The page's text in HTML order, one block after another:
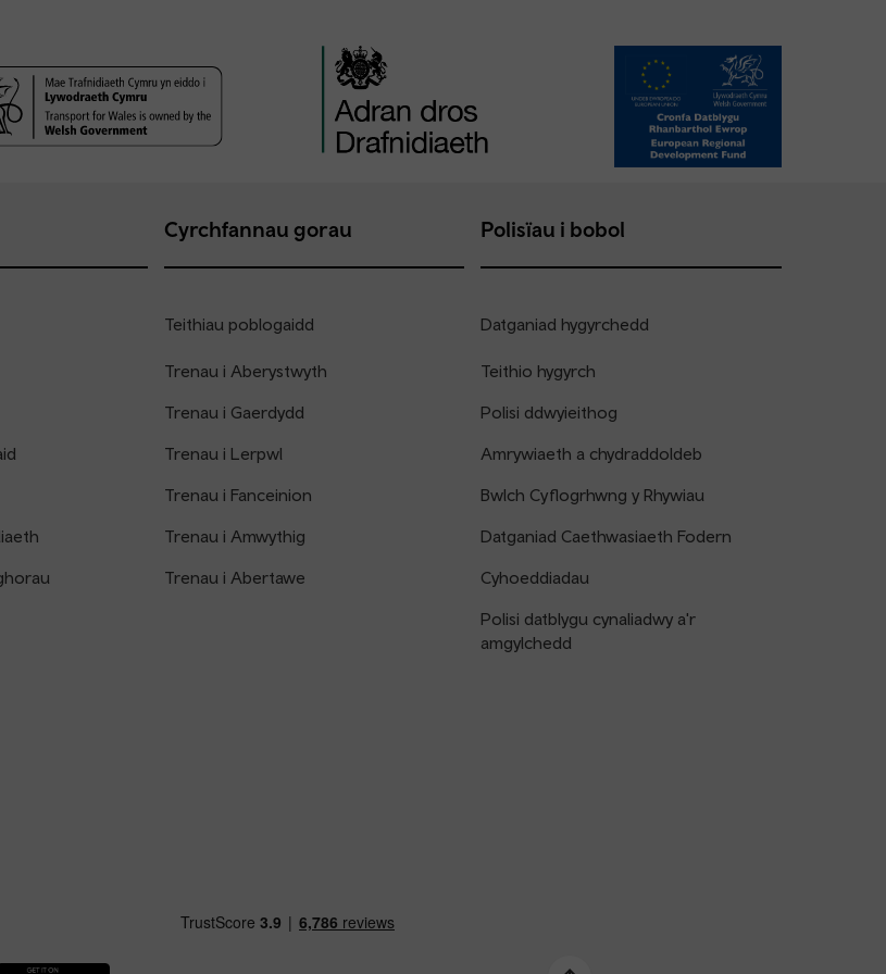
Cyrchfannau gorau
Teithiau poblogaidd
Trenau i Aberystwyth
Trenau i Gaerdydd
Trenau i Lerpwl
Trenau i Fanceinion
Trenau i Amwythig
Trenau i Abertawe
Polisïau i bobol
Datganiad hygyrchedd
Teithio hygyrch
Polisi ddwyieithog
Amrywiaeth a chydraddoldeb
Bwlch Cyflogrhwng y Rhywiau
Datganiad Caethwasiaeth Fodern
Cyhoeddiadau
Polisi datblygu cynaliadwy a'r
amgylchedd